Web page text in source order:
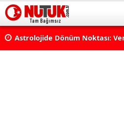
Astrolojide Dönüm Noktası: